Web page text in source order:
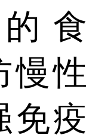
食
慢性
免疫